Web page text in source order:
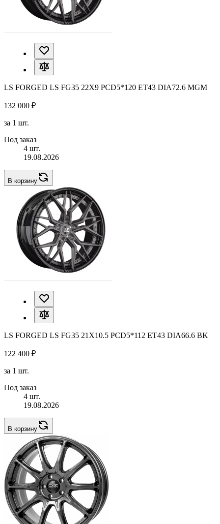
LS FORGED LS FG35 22X9 PCD5*120 ET43 DIA72.6 MGM
132 000 ₽
за 1 шт.
Под заказ
4 шт.
19.08.2026
В корзину
LS FORGED LS FG35 21X10.5 PCD5*112 ET43 DIA66.6 BK
122 400 ₽
за 1 шт.
Под заказ
4 шт.
19.08.2026
В корзину